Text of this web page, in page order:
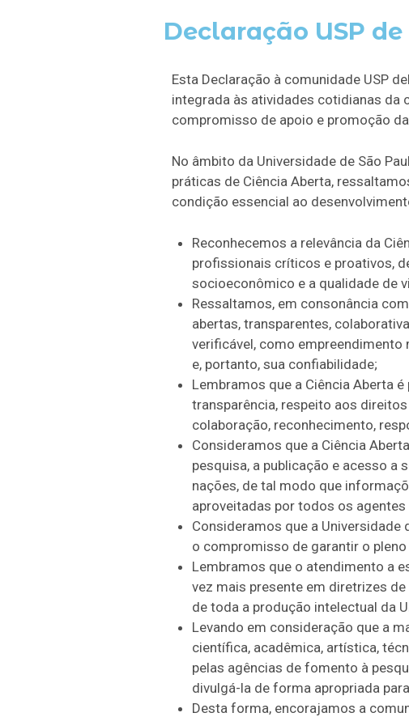
Declaração USP
Esta Declaração à comunidade USP
integrada às atividades cotidianas da
compromisso de apoio e promoção
No âmbito da Universidade de São
práticas de Ciência Aberta,
condição essencial ao
Reconhecemos a relevância da
profissionais críticos e proativos,
socioeconômico e a qualidade de
Ressaltamos, em consonância
abertas, transparentes,
verificável, como empreendimento
e, portanto, sua confiabilidade;
Lembramos que a Ciência Aberta
transparência, respeito aos
colaboração, reconhecimento,
Consideramos que a Ciência
pesquisa, a publicação e acesso
nações, de tal modo que
aproveitadas por todos os
Consideramos que a Universidade
o compromisso de garantir o
Lembramos que o atendimento a
vez mais presente em diretrizes
de toda a produção intelectual da
Levando em consideração que a
científica, acadêmica, artística,
pelas agências de fomento à
divulgá-la de forma apropriada
Desta forma, encorajamos a